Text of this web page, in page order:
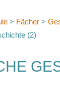
> Fächer >
(2)